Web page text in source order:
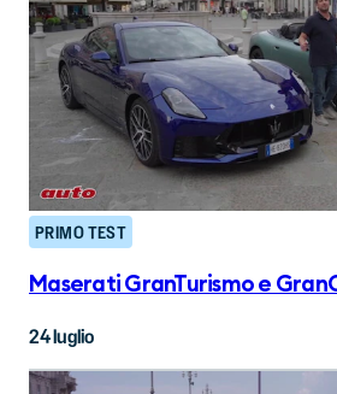
PRIMO TEST
Maserati GranTurismo e
24 luglio